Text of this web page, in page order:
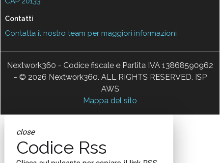
Contatti
Contatta il nostro team per maggiori informazioni
Nextwork360 - Codice fiscale e Partita IVA 13868590962
- © 2026 Nextwork360. ALL RIGHTS RESERVED. ISP
AWS
Mappa del sito
close
Codice Rss